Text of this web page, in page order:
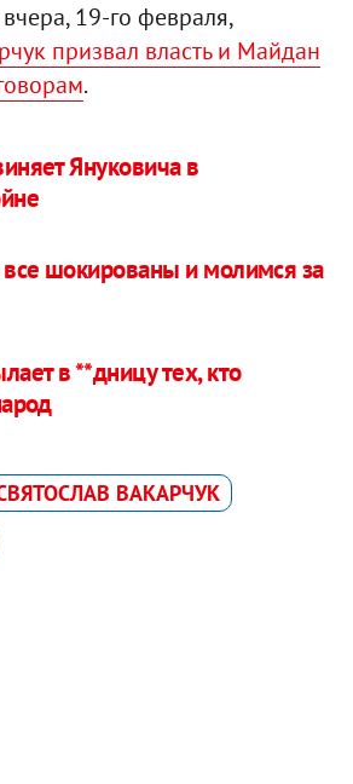
19-го февраля,
призвал власть и Майдан
.
Януковича в
шокированы и молимся за
в **дницу тех, кто
ВАКАРЧУК